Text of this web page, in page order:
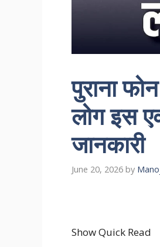
पुराना
लोग इस
जानकारी
June 20, 2026 by
Show Quick Read